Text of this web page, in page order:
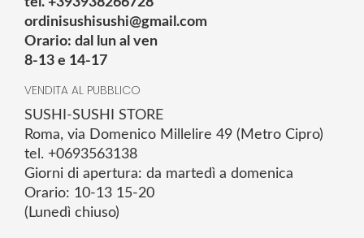
ordinisushisushi@gmail.com
Orario: dal lun al ven
8-13 e 14-17
VENDITA AL PUBBLICO
SUSHI-SUSHI STORE
Roma, via Domenico Millelire 49 (Metro Cipro)
tel. +0693563138
Giorni di apertura: da martedì a domenica
Orario: 10-13 15-20
(Lunedì chiuso)